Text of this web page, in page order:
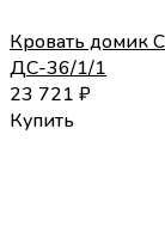
Кровать домик
ДС-36/1/1
23 721 ₽
Купить